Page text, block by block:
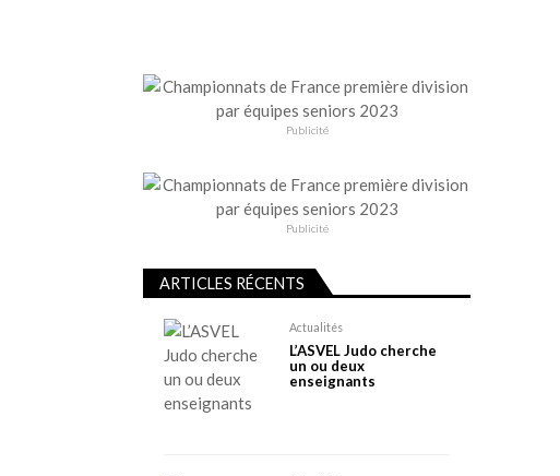
Publicité
Publicité
ARTICLES RÉCENTS
Actualités
L’ASVEL Judo cherche
un ou deux
enseignants